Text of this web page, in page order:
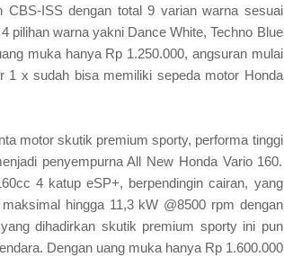
ISS dengan total 9 varian warna sesuai
pilihan warna yakni Dance White, Techno Blue
muka hanya Rp 1.250.000, angsuran mulai
1 x sudah bisa memiliki sepeda motor Honda
motor skutik premium sporty, performa tinggi
penyempurna All New Honda Vario 160.
4 katup eSP+, berpendingin cairan, yang
hingga 11,3 kW @8500 rpm dengan
dihadirkan skutik premium sporty ini pun
Dengan uang muka hanya Rp 1.600.000